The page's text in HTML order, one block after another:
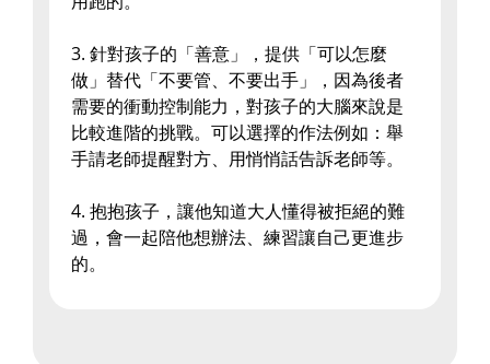
3. 針對孩子的「善意」，提供「可以怎麼
做」替代「不要管、不要出手」，因為後者
需要的衝動控制能力，對孩子的大腦來說是
比較進階的挑戰。可以選擇的作法例如：舉
手請老師提醒對方、用悄悄話告訴老師等。
4. 抱抱孩子，讓他知道大人懂得被拒絕的難
過，會一起陪他想辦法、練習讓自己更進步
的。